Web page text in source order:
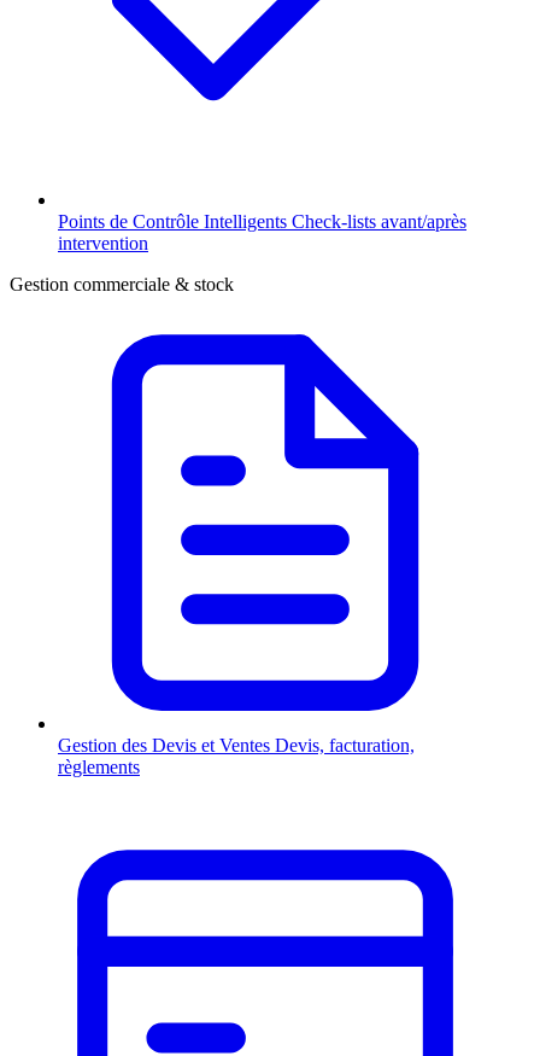
Points de Contrôle Intelligents Check-lists avant/après
intervention
Gestion commerciale & stock
Gestion des Devis et Ventes Devis, facturation,
règlements